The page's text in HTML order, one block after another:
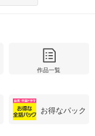
作品一覧
お得なパック